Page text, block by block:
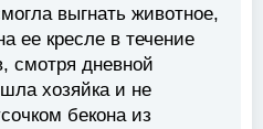
выгнать животное,
ее кресле в течение
смотря дневной
хозяйка и не
бекона из